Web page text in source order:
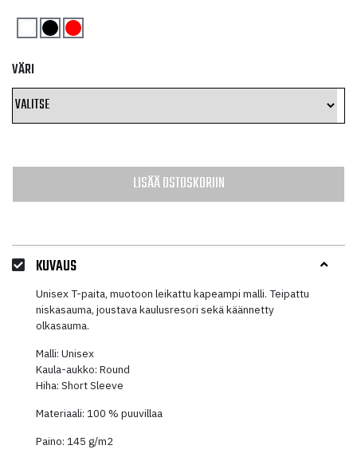
VÄRI
LISÄÄ OSTOSKORIIN
KUVAUS
Unisex T-paita, muotoon leikattu kapeampi malli. Teipattu
niskasauma, joustava kaulusresori sekä käännetty
olkasauma.
Malli: Unisex
Kaula-aukko: Round
Hiha: Short Sleeve
Materiaali: 100 % puuvillaa
Paino: 145 g/m2